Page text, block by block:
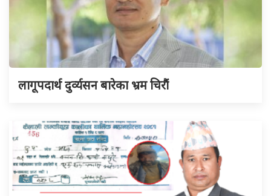
लागूपदार्थ दुर्व्यसन बारेका भ्रम चिरौं